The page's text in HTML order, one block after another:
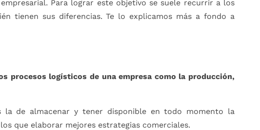
Para lograr este objetivo se suele recurrir a los
tienen sus diferencias. Te lo explicamos más a fondo a
procesos logísticos de una empresa como la producción,
la de almacenar y tener disponible en todo momento la
que elaborar mejores estrategias comerciales.